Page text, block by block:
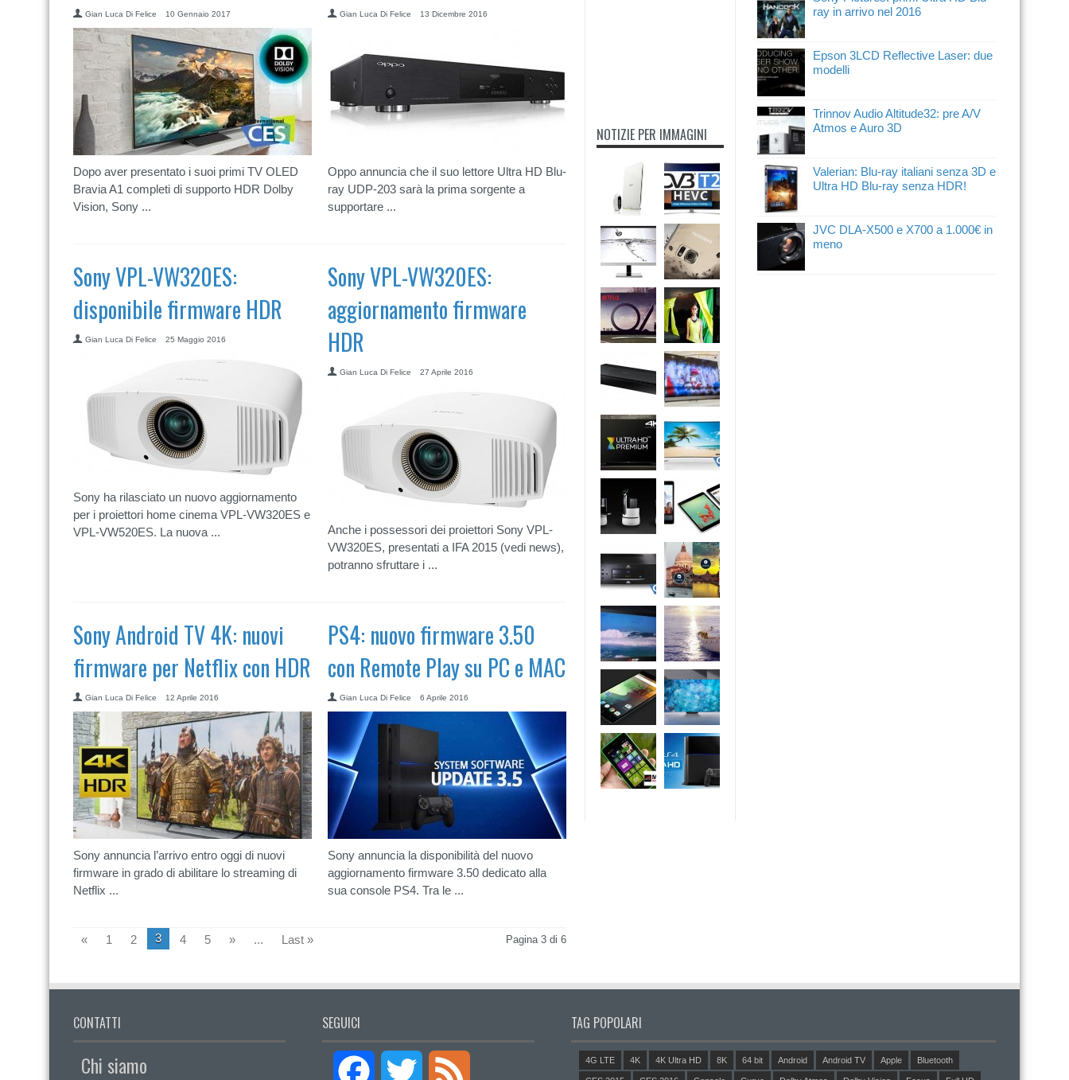
Gian Luca Di Felice 10 Gennaio 2017
Dopo aver presentato i suoi primi TV OLED
Bravia A1 completi di supporto HDR Dolby
Vision, Sony ...
Gian Luca Di Felice 13 Dicembre 2016
Oppo annuncia che il suo lettore Ultra HD Blu-
ray UDP-203 sarà la prima sorgente a
supportare ...
Sony VPL-VW320ES:
disponibile firmware HDR
Gian Luca Di Felice 25 Maggio 2016
Sony ha rilasciato un nuovo aggiornamento
per i proiettori home cinema VPL-VW320ES e
VPL-VW520ES. La nuova ...
Sony VPL-VW320ES:
aggiornamento firmware
HDR
Gian Luca Di Felice 27 Aprile 2016
Anche i possessori dei proiettori Sony VPL-
VW320ES, presentati a IFA 2015 (vedi news),
potranno sfruttare i ...
Sony Android TV 4K: nuovi
firmware per Netflix con HDR
Gian Luca Di Felice 12 Aprile 2016
Sony annuncia l’arrivo entro oggi di nuovi
firmware in grado di abilitare lo streaming di
Netflix ...
PS4: nuovo firmware 3.50
con Remote Play su PC e MAC
Gian Luca Di Felice 6 Aprile 2016
Sony annuncia la disponibilità del nuovo
aggiornamento firmware 3.50 dedicato alla
sua console PS4. Tra le ...
Pagina 3 di 6
« 1 2 3 4 5 » ... Last »
NOTIZIE PER IMMAGINI
ray in arrivo nel 2016
Epson 3LCD Reflective Laser: due
modelli
Trinnov Audio Altitude32: pre A/V
Atmos e Auro 3D
Valerian: Blu-ray italiani senza 3D e
Ultra HD Blu-ray senza HDR!
JVC DLA-X500 e X700 a 1.000€ in
meno
CONTATTI
Chi siamo
SEGUICI
Facebook Twitter
TAG POPOLARI
4G LTE 4K 4K Ultra HD 8K 64 bit Android Android TV Apple Bluetooth